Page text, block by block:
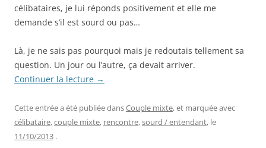
célibataires, je lui réponds positivement et elle me
demande s’il est sourd ou pas…
Là, je ne sais pas pourquoi mais je redoutais tellement sa
question. Un jour ou l’autre, ça devait arriver.
Continuer la lecture →
Cette entrée a été publiée dansCouple mixte, et marquée avec
célibataire,couple mixte, rencontre,sourd / entendant, le
11/10/2013 .